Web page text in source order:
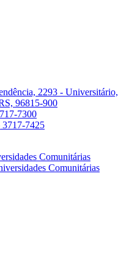
2293 - Universitário,
96815-900
7300
7425